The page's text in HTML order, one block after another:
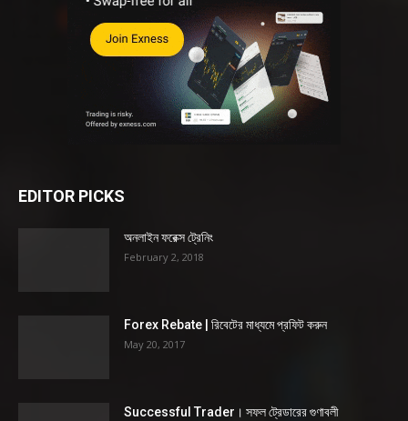
EDITOR PICKS
অনলাইন ফরেক্স ট্রেনিং
February 2, 2018
Forex Rebate | রিবেটের মাধ্যমে প্রফিট করুন
May 20, 2017
Successful Trader। সফল ট্রেডারের গুণাবলী